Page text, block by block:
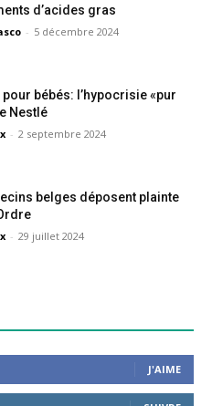
d’acides gras
- 5 décembre 2024
bébés: l’hypocrisie «pur
Nestlé
- 2 septembre 2024
belges déposent plainte
- 29 juillet 2024
J'AIME